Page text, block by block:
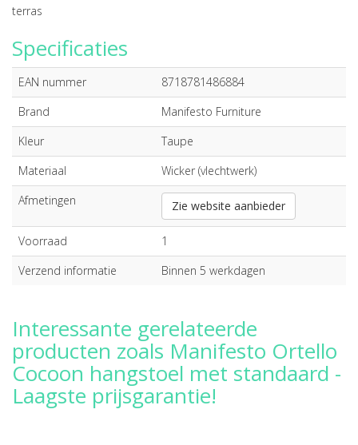
terras
Specificaties
EAN nummer
8718781486884
Brand
Manifesto Furniture
Kleur
Taupe
Materiaal
Wicker (vlechtwerk)
Afmetingen
Zie website aanbieder
Voorraad
1
Verzend informatie
Binnen 5 werkdagen
Interessante gerelateerde
producten zoals Manifesto Ortello
Cocoon hangstoel met standaard -
Laagste prijsgarantie!